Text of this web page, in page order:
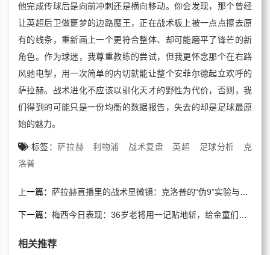
他完成传球后是向前冲刺还是横向移动。你会发现，那个曾经
让英超后卫做噩梦的边路魔王，正在战术板上被一点点擦去原
有的线条，重新画上一个更符合整体、却可能磨平了锋芒的新
角色。作为球迷，我尊重教练的尝试，但我更怀念那个在右路
风驰电掣，用一次简单的内切就能让整个安菲尔德起立欢呼的
萨拉赫。战术进化不应该以驯化天才的野性为代价，否则，我
们得到的可能只是一份均衡的数据报告，失去的却是足球最原
始的魅力。
标签：萨拉赫 利物浦 战术复盘 英超 足球分析
克
洛普
上一篇： 萨拉赫直播里的战术显微镜：克洛普的“伪9”实验与埃及法老的转型阵痛
下一篇： 梅西今日表现：36岁老将用一记贴地斩，给金童们上了一堂大师课
相关推荐